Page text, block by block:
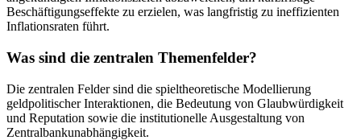
Beschäftigungseffekte zu erzielen, was langfristig zu ineffizienten
Inflationsraten führt.
Was sind die zentralen Themenfelder?
Die zentralen Felder sind die spieltheoretische Modellierung
geldpolitischer Interaktionen, die Bedeutung von Glaubwürdigkeit
und Reputation sowie die institutionelle Ausgestaltung von
Zentralbankunabhängigkeit.